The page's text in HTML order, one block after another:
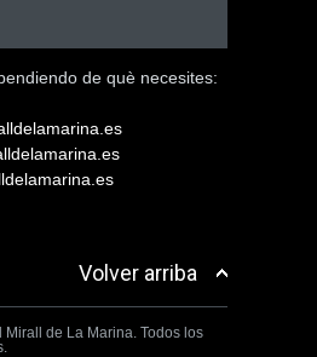
de què necesites:
Volver arriba
de La Marina. Todos los